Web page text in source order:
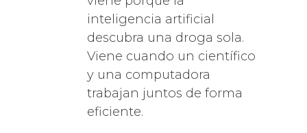
inteligencia artificial
descubra una droga sola.
Viene cuando un científico
y una computadora
trabajan juntos de forma
eficiente.